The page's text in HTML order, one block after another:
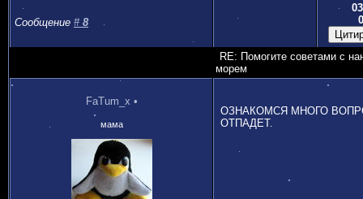
Сообщение # 8
RE: Помогите советами с
морем
FaTum_x •
мама
ОЗНАКОМСЯ МНОГО
ОТПАДЕТ.